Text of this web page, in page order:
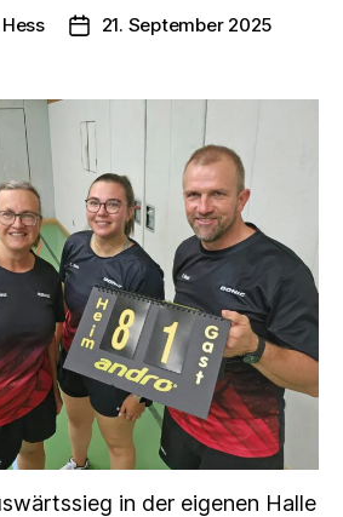
Veröffentlichungsdatum
21. September 2025
in der eigenen Halle